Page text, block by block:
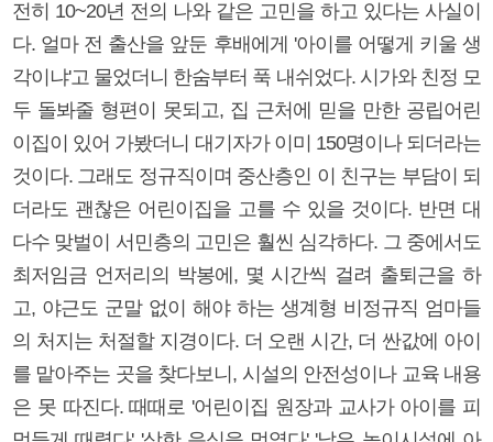
전히 10~20년 전의 나와 같은 고민을 하고 있다는 사실이
다. 얼마 전 출산을 앞둔 후배에게 '아이를 어떻게 키울 생
각이냐'고 물었더니 한숨부터 푹 내쉬었다. 시가와 친정 모
두 돌봐줄 형편이 못되고, 집 근처에 믿을 만한 공립어린
이집이 있어 가봤더니 대기자가 이미 150명이나 되더라는
것이다. 그래도 정규직이며 중산층인 이 친구는 부담이 되
더라도 괜찮은 어린이집을 고를 수 있을 것이다. 반면 대
다수 맞벌이 서민층의 고민은 훨씬 심각하다. 그 중에서도
최저임금 언저리의 박봉에, 몇 시간씩 걸려 출퇴근을 하
고, 야근도 군말 없이 해야 하는 생계형 비정규직 엄마들
의 처지는 처절할 지경이다. 더 오랜 시간, 더 싼값에 아이
를 맡아주는 곳을 찾다보니, 시설의 안전성이나 교육 내용
은 못 따진다. 때때로 '어린이집 원장과 교사가 아이를 피